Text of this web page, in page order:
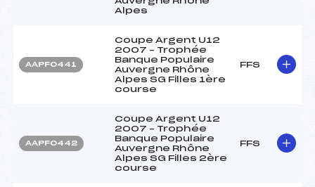
Alpes
AAPF0441
Coupe Argent U12
2007 – Trophée
Banque Populaire
Auvergne Rhône
Alpes SG Filles 1ère
course
FFS
AAPF0442
Coupe Argent U12
2007 – Trophée
Banque Populaire
Auvergne Rhône
Alpes SG Filles 2ère
course
FFS